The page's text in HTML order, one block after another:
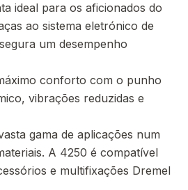
ideal para os aficionados do
ao sistema eletrónico de
um desempenho
conforto com o punho
vibrações reduzidas e
gama de aplicações num
A 4250 é compatível
e multifixações Dremel